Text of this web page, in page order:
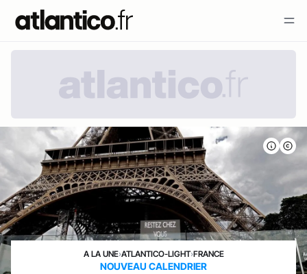
A LA UNE›ATLANTICO-LIGHT›FRANCE
NOUVEAU CALENDRIER